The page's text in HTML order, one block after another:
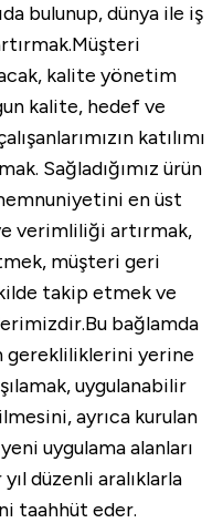
bulunup, dünya ile iş
kalite yönetim
kalite, hedef ve
katılımı
Sağladığımız ürün
en üst
verimliliği artırmak,
müşteri geri
takip etmek ve
bağlamda
gerekliliklerini yerine
uygulanabilir
ayrıca kurulan
uygulama alanları
düzenli aralıklarla
taahhüt eder.